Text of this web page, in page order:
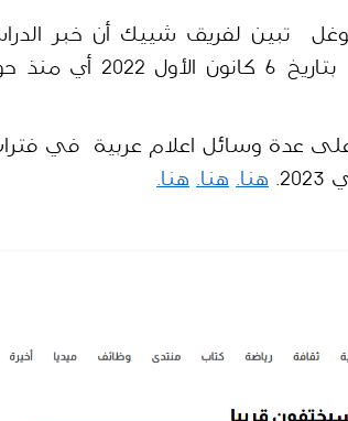
تبين لفريق شييك أن خبر
هنا. هنا. هنا.